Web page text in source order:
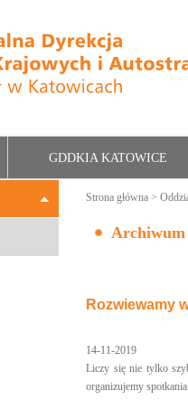
GDDKIA KATOWICE
Strona główna >
Archiwum
Rozwiewamy
14-11-2019
Liczy się nie tylko
organizujemy